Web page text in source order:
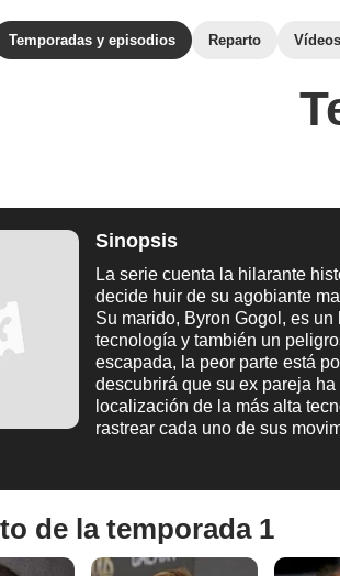
Temporadas y episodios Reparto Vídeos
Sinopsis
La serie cuenta la hilarante
decide huir de su agobiante
Su marido, Byron Gogol, es
tecnología y también un
escapada, la peor parte está
descubrirá que su ex pareja
localización de la más alta
rastrear cada uno de sus
de la temporada 1